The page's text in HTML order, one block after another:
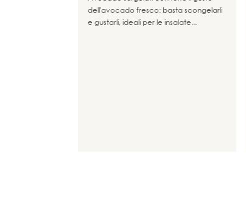
dell'avocado fresco: basta scongelarli
e gustarli, ideali per le insalate...